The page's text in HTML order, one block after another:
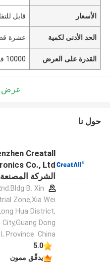
الأسعار قابل
الحد الأدنى لكمية عشرة
القدرة على العرض 10000 قطعة / قطعة يوميا
عرض
حول نا
Creatall
الشركة المصنعة
B. Xin
Zone,Xia Wei
Hua District,
City,Guang Dong
Province. China ,الصين
5.0
يدقّق ممون